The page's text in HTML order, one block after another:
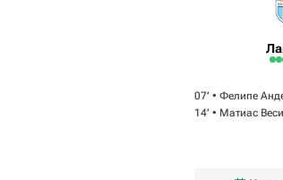
07‎’‎ • Фелипе
14‎’‎ • Матиас